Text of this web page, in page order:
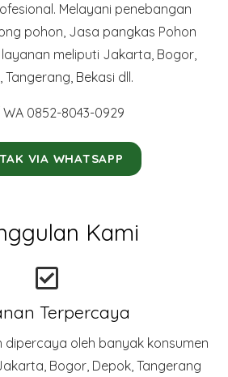
Melayani penebangan
pohon, Jasa pangkas Pohon
meliputi Jakarta, Bogor,
Tangerang, Bekasi dll.
0852-8043-0929
VIA WHATSAPP
Kami
Terpercaya
dipercaya oleh banyak konsumen
Bogor, Depok, Tangerang